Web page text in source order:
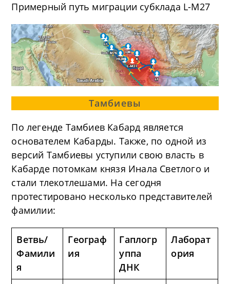
Примерный путь миграции субклада L-M27
Тамбиевы
По легенде Тамбиев Кабард является
основателем Кабарды. Также, по одной из
версий Тамбиевы уступили свою власть в
Кабарде потомкам князя Инала Светлого и
стали тлекотлешами. На сегодня
протестировано несколько представителей
фамилии:
Ветвь/
Фамили
я
Географ
ия
Гаплогр
уппа
ДНК
Лаборат
ория